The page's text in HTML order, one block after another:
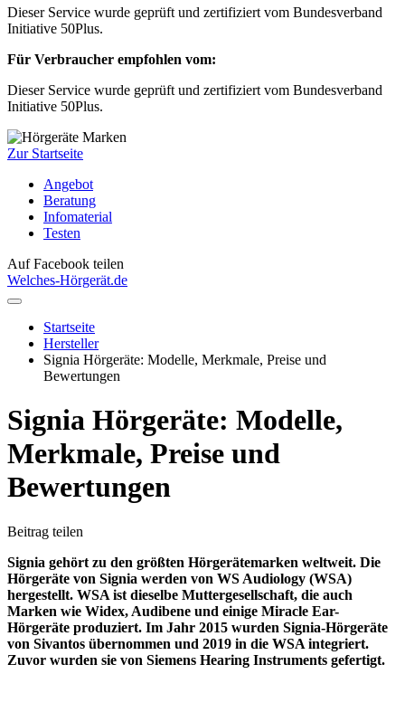
Dieser Service wurde geprüft und zertifiziert vom Bundesverband
Initiative 50Plus.
Für Verbraucher empfohlen vom:
Dieser Service wurde geprüft und zertifiziert vom Bundesverband
Initiative 50Plus.
Zur Startseite
Angebot
Beratung
Infomaterial
Testen
Auf Facebook teilen
Welches-Hörgerät.de
Startseite
Hersteller
Signia Hörgeräte: Modelle, Merkmale, Preise und
Bewertungen
Signia Hörgeräte: Modelle,
Merkmale, Preise und
Bewertungen
Beitrag teilen
Signia gehört zu den größten Hörgerätemarken weltweit. Die
Hörgeräte von Signia werden von WS Audiology (WSA)
hergestellt. WSA ist dieselbe Muttergesellschaft, die auch
Marken wie Widex, Audibene und einige Miracle Ear-
Hörgeräte produziert. Im Jahr 2015 wurden Signia-Hörgeräte
von Sivantos übernommen und 2019 in die WSA integriert.
Zuvor wurden sie von Siemens Hearing Instruments gefertigt.